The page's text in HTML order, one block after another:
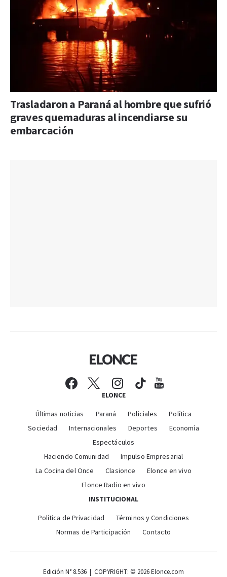
Trasladaron a Paraná al hombre que sufrió
graves quemaduras al incendiarse su
embarcación
ELONCE
Últimas noticias Paraná Policiales
Política
Sociedad
Internacionales Deportes
Economía
Espectáculos
Haciendo Comunidad
Impulso Empresarial
La Cocina del Once
Clasionce
Elonce en vivo
Elonce Radio en vivo
INSTITUCIONAL
Política de Privacidad
Términos y Condiciones
Normas de Participación
Contacto
Edición N° 8.536 | COPYRIGHT: © 2026 Elonce.com